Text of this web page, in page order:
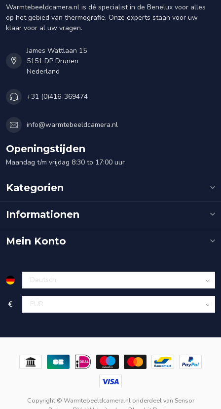
Warmtebeeldcamera.nl is dé specialist in de Benelux voor alles
op het gebied van thermografie. Onze experts staan voor uw
klaar voor al uw vragen.
James Wattlaan 15
5151 DP Drunen
Nederland
+31 (0)416-369474
info@warmtebeeldcamera.nl
Openingstijden
Maandag t/m vrijdag 8:30 to 17:00 uur
Kategorien
Informationen
Mein Konto
€
Copyright © Warmtebeeldcamera.nl onderdeel van Sensor